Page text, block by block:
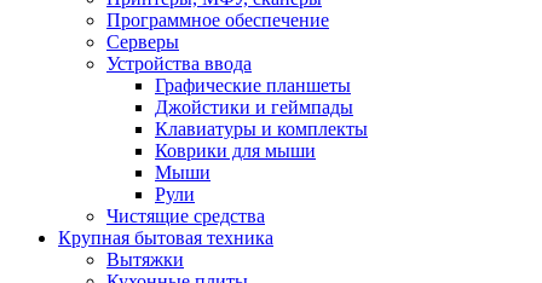
Программное обеспечение
Серверы
Устройства ввода
Графические планшеты
Джойстики и геймпады
Клавиатуры и комплекты
Коврики для мыши
Мыши
Рули
Чистящие средства
Крупная бытовая техника
Вытяжки